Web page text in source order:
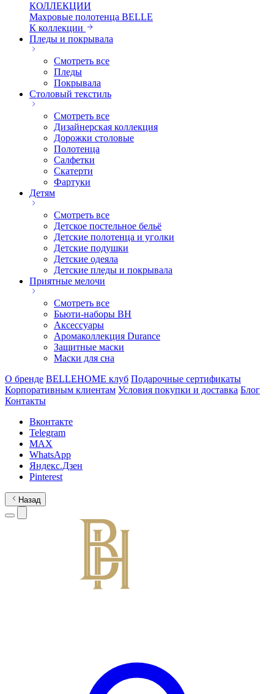
КОЛЛЕКЦИИ
Махровые полотенца BELLE
К коллекции
Пледы и покрывала
Смотреть все
Пледы
Покрывала
Столовый текстиль
Смотреть все
Дизайнерская коллекция
Дорожки столовые
Полотенца
Салфетки
Скатерти
Фартуки
Детям
Смотреть все
Детское постельное бельё
Детские полотенца и уголки
Детские подушки
Детские одеяла
Детские пледы и покрывала
Приятные мелочи
Смотреть все
Бьюти-наборы ВН
Аксессуары
Аромаколлекция Durance
Защитные маски
Маски для сна
О бренде BELLEHOME клуб Подарочные сертификаты
Корпоративным клиентам Условия покупки и доставка Блог
Контакты
Вконтакте
Telegram
MAX
WhatsApp
Яндекс.Дзен
Pinterest
Назад